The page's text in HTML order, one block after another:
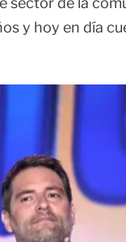
y hoy en día